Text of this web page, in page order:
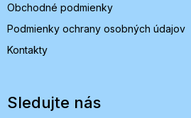
Obchodné podmienky
Podmienky ochrany osobných údajov
Kontakty
Sledujte nás